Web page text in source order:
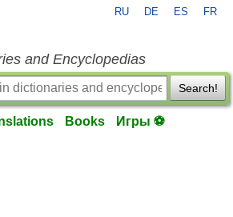
RU DE ES FR
and Encyclopedias
Search!
Books Игры ⚽